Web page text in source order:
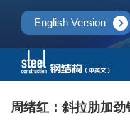
English Version
周绪红：斜拉肋加